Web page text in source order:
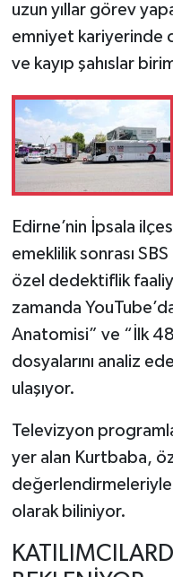
uzun yıllar görev
emniyet kariyerinde
ve kayıp şahıslar
Edirne’nin İpsala
emeklilik sonrası
özel dedektiflik
zamanda
Anatomisi” ve “İlk
dosyalarını analiz
ulaşıyor.
Televizyon
yer alan Kurtbaba,
değerlendirmeleriyle
olarak biliniyor.